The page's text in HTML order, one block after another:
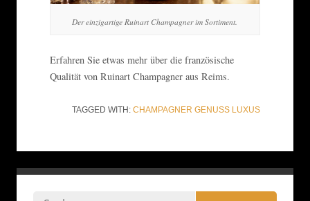
Der einzigartige Ruinart Champagner im Sortiment.
Erfahren Sie etwas mehr über die französische
Qualität von Ruinart Champagner aus Reims.
TAGGED WITH: CHAMPAGNER GENUSS LUXUS